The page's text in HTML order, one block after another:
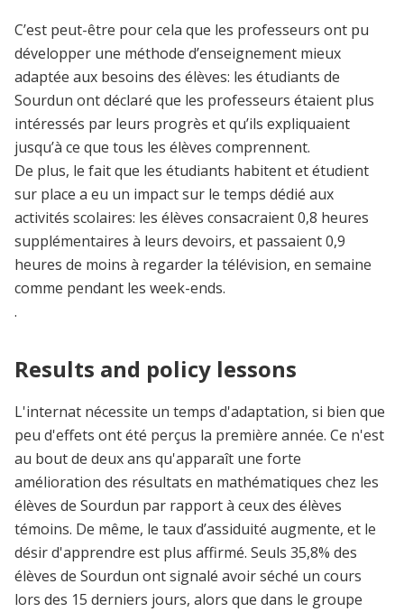
C’est peut-être pour cela que les professeurs ont pu
développer une méthode d’enseignement mieux
adaptée aux besoins des élèves: les étudiants de
Sourdun ont déclaré que les professeurs étaient plus
intéressés par leurs progrès et qu’ils expliquaient
jusqu’à ce que tous les élèves comprennent.
De plus, le fait que les étudiants habitent et étudient
sur place a eu un impact sur le temps dédié aux
activités scolaires: les élèves consacraient 0,8 heures
supplémentaires à leurs devoirs, et passaient 0,9
heures de moins à regarder la télévision, en semaine
comme pendant les week-ends.
.
Results and policy lessons
L'internat nécessite un temps d'adaptation, si bien que
peu d'effets ont été perçus la première année. Ce n'est
au bout de deux ans qu'apparaît une forte
amélioration des résultats en mathématiques chez les
élèves de Sourdun par rapport à ceux des élèves
témoins. De même, le taux d’assiduité augmente, et le
désir d'apprendre est plus affirmé. Seuls 35,8% des
élèves de Sourdun ont signalé avoir séché un cours
lors des 15 derniers jours, alors que dans le groupe